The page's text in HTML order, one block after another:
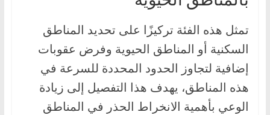
تمثل هذه الفئة تركيزًا على تحديد المناطق
السكنية أو المناطق الحيوية وفرض عقوبات
إضافية لتجاوز الحدود المحددة للسرعة في
هذه المناطق، يهدف هذا التفصيل إلى زيادة
الوعي بأهمية الانخراط الحذر في المناطق